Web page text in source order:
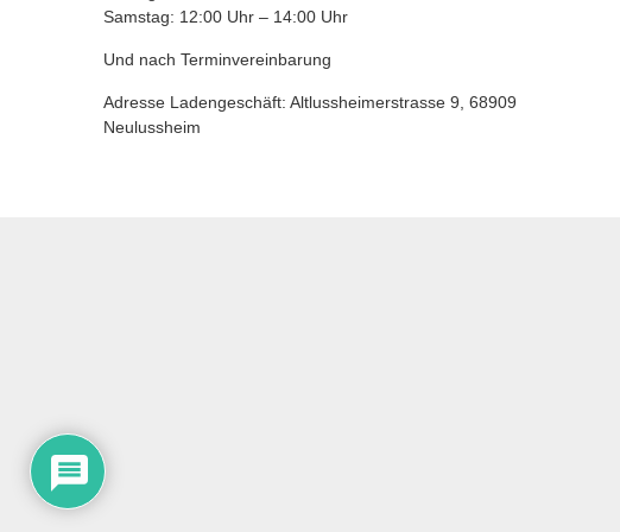
Samstag: 12:00 Uhr – 14:00 Uhr
Und nach Terminvereinbarung
Adresse Ladengeschäft: Altlussheimerstrasse 9, 68909
Neulussheim